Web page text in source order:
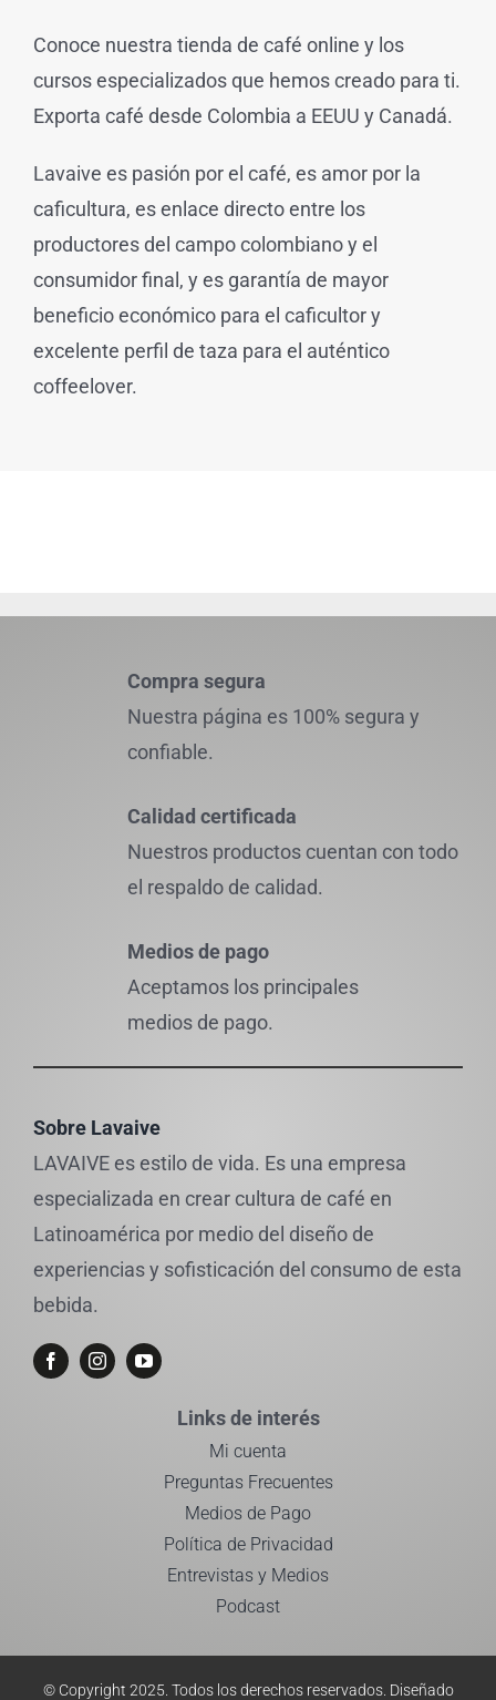
Conoce nuestra tienda de café online y los
cursos especializados que hemos creado para ti.
Exporta café desde Colombia a EEUU y Canadá.
Lavaive es pasión por el café, es amor por la
caficultura, es enlace directo entre los
productores del campo colombiano y el
consumidor final, y es garantía de mayor
beneficio económico para el caficultor y
excelente perfil de taza para el auténtico
coffeelover.
Compra segura
Nuestra página es 100% segura y
confiable.
Calidad certificada
Nuestros productos cuentan con todo
el respaldo de calidad.
Medios de pago
Aceptamos los principales
medios de pago.
Sobre Lavaive
LAVAIVE es estilo de vida. Es una empresa
especializada en crear cultura de café en
Latinoamérica por medio del diseño de
experiencias y sofisticación del consumo de esta
bebida.
Links de interés
Mi cuenta
Preguntas Frecuentes
Medios de Pago
Política de Privacidad
Entrevistas y Medios
Podcast
© Copyright 2025. Todos los derechos reservados. Diseñado